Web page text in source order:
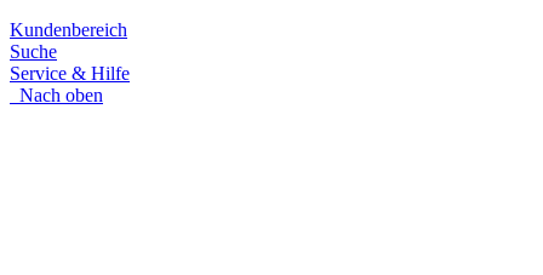
Kundenbereich
Suche
Service & Hilfe
Nach oben